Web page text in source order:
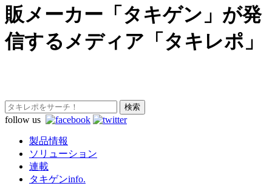
販メーカー「タキゲン」が発
信するメディア「タキレポ」
follow us
製品情報
ソリューション
連載
タキゲンinfo.